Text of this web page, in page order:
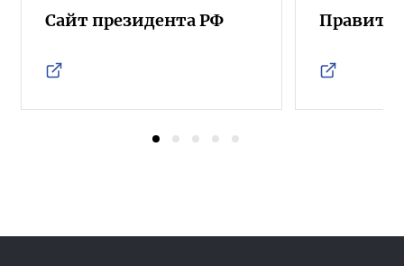
Сайт президента РФ